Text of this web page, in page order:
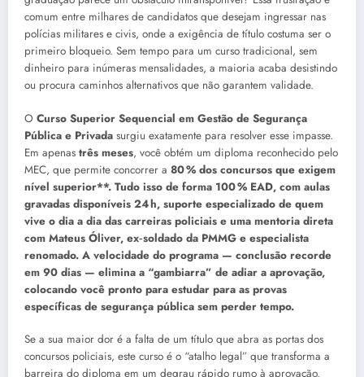
comum entre milhares de candidatos que desejam ingressar nas
polícias militares e civis, onde a exigência de título costuma ser o
primeiro bloqueio. Sem tempo para um curso tradicional, sem
dinheiro para inúmeras mensalidades, a maioria acaba desistindo
ou procura caminhos alternativos que não garantem validade.
O Curso Superior Sequencial em Gestão de Segurança
Pública e Privada surgiu exatamente para resolver esse impasse.
Em apenas três meses, você obtém um diploma reconhecido pelo
MEC, que permite concorrer a 80 % dos concursos que exigem
nível superior**. Tudo isso de forma 100 % EAD, com aulas
gravadas disponíveis 24 h, suporte especializado de quem
vive o dia a dia das carreiras policiais e uma mentoria direta
com Mateus Óliver, ex‑soldado da PMMG e especialista
renomado. A velocidade do programa — conclusão recorde
em 90 dias — elimina a “gambiarra” de adiar a aprovação,
colocando você pronto para estudar para as provas
específicas de segurança pública sem perder tempo.
Se a sua maior dor é a falta de um título que abra as portas dos
concursos policiais, este curso é o “atalho legal” que transforma a
barreira do diploma em um degrau rápido rumo à aprovação.